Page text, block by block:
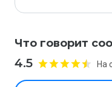
Что говорит
4.5 На